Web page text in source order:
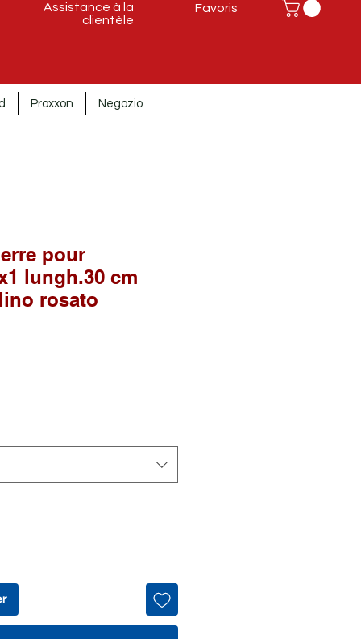
Favoris
Assistance à la
clientèle
Proxxon Negozio
pour
lungh.30 cm
rosato